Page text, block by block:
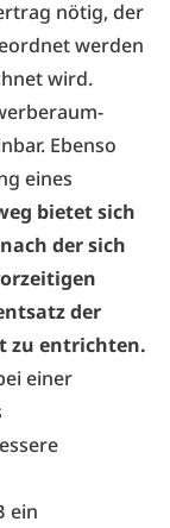
nötig, der
werden
wird.
Ebenso
eines
bietet sich
der sich
der
zu entrichten.
einer
ein